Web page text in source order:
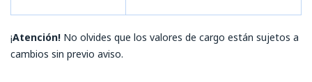
¡Atención! No olvides que los valores de cargo están sujetos a
cambios sin previo aviso.